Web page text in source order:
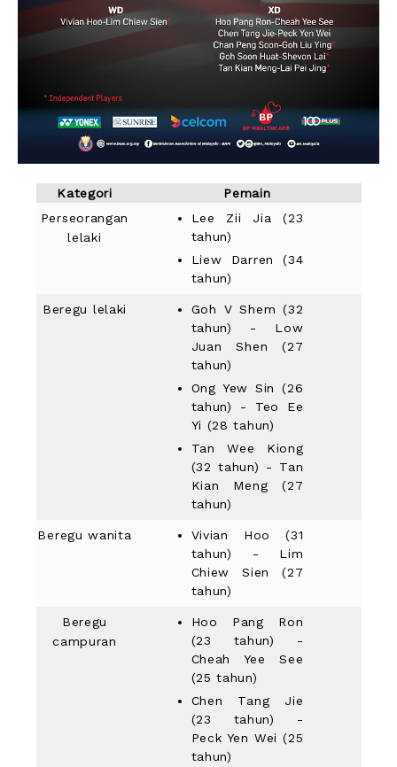
Kategori
Pemain
Perseorangan
lelaki
Lee Zii Jia (23
tahun)
Liew Darren (34
tahun)
Beregu lelaki
Goh V Shem (32
tahun) - Low
Juan Shen (27
tahun)
Ong Yew Sin (26
tahun) - Teo Ee
Yi (28 tahun)
Tan Wee Kiong
(32 tahun) - Tan
Kian Meng (27
tahun)
Beregu wanita
Vivian Hoo (31
tahun) - Lim
Chiew Sien (27
tahun)
Beregu
campuran
Hoo Pang Ron
(23 tahun) -
Cheah Yee See
(25 tahun)
Chen Tang Jie
(23 tahun) -
Peck Yen Wei (25
tahun)